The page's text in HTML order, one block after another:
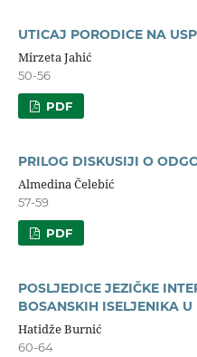
UTICAJ PORODICE NA
Mirzeta Jahić
50-56
PDF
PRILOG DISKUSIJI O
Almedina Čelebić
57-59
PDF
POSLJEDICE JEZIČKE
BOSANSKIH ISELJENIKA U
Hatidže Burnić
60-64